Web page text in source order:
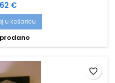
€
u košaricu
favorite_border